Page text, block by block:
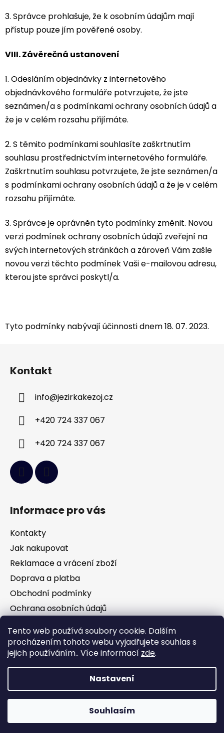
Tento web používá soubory cookie. Dalším
procházením tohoto webu vyjadřujete souhlas s
jejich používáním.. Více informací zde.
Nastavení
Souhlasím
3. Správce prohlašuje, že k osobním údajům mají
přístup pouze jím pověřené osoby.
VIII.Závěrečná ustanovení
1. Odesláním objednávky z internetového
objednávkového formuláře potvrzujete, že jste
seznámen/a s podmínkami ochrany osobních údajů a
že je v celém rozsahu přijímáte.
2. S těmito podmínkami souhlasíte zaškrtnutím
souhlasu prostřednictvím internetového formuláře.
Zaškrtnutím souhlasu potvrzujete, že jste seznámen/a
s podmínkami ochrany osobních údajů a že je v celém
rozsahu přijímáte.
3. Správce je oprávněn tyto podmínky změnit. Novou
verzi podmínek ochrany osobních údajů zveřejní na
svých internetových stránkách a zároveň Vám zašle
novou verzi těchto podmínek Vaši e-mailovou adresu,
kterou jste správci poskytl/a.
Tyto podmínky nabývají účinnosti dnem 18. 07. 2023.
Kontakt
info@jezirkakezoj.cz
+420 724 337 067
+420 724 337 067
Informace pro vás
Kontakty
Jak nakupovat
Reklamace a vrácení zboží
Doprava a platba
Obchodní podmínky
Ochrana osobních údajů
Facebook
Vytvořil Shoptet
Jezírka Kezoj
vyhrazena.